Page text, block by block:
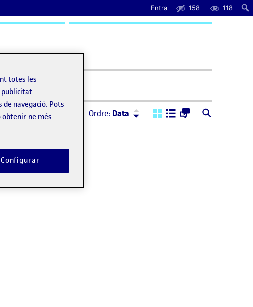
Entra 158 118
Ajuda
Ordre: Data Ordre: Descendent
totes les
publicitat
navegació. Pots
obtenir-ne més
Configurar